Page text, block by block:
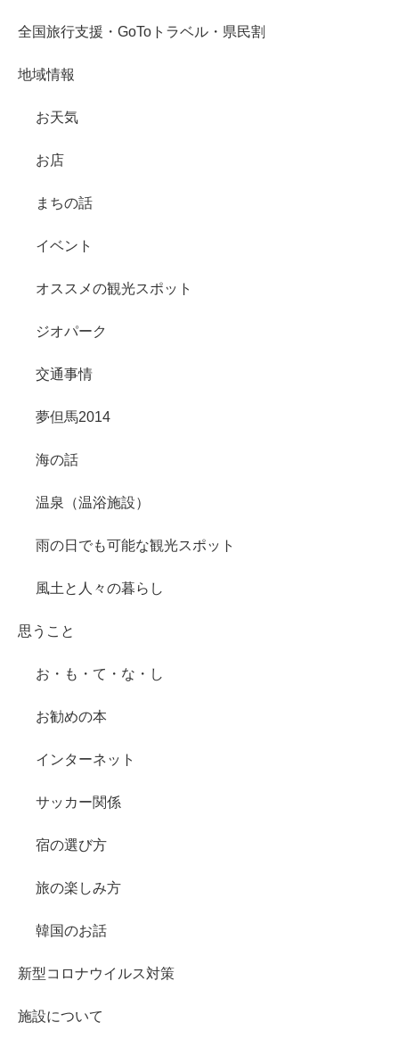
全国旅行支援・GoToトラベル・県民割
地域情報
お天気
お店
まちの話
イベント
オススメの観光スポット
ジオパーク
交通事情
夢但馬2014
海の話
温泉（温浴施設）
雨の日でも可能な観光スポット
風土と人々の暮らし
思うこと
お・も・て・な・し
お勧めの本
インターネット
サッカー関係
宿の選び方
旅の楽しみ方
韓国のお話
新型コロナウイルス対策
施設について